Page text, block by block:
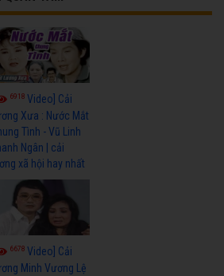
6918Video] Cải
Xưa : Nước Mắt
Tình - Vũ Linh
Ngân | cải
xã hội hay nhất
6678Video] Cải
Minh Vương Lệ